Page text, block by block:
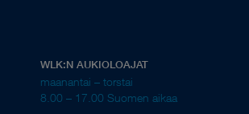
WLK:N AUKIOLOAJAT
maanantai – torstai
8.00 – 17.00 Suomen aikaa